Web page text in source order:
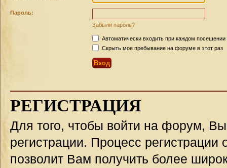
Пароль:
Забыли пароль?
Автоматически входить при каждом посещении
Скрыть мое пребывание на форуме в этот раз
РЕГИСТРАЦИЯ
Для того, чтобы войти на форум,
регистрации. Процесс регистрации
позволит Вам получить более